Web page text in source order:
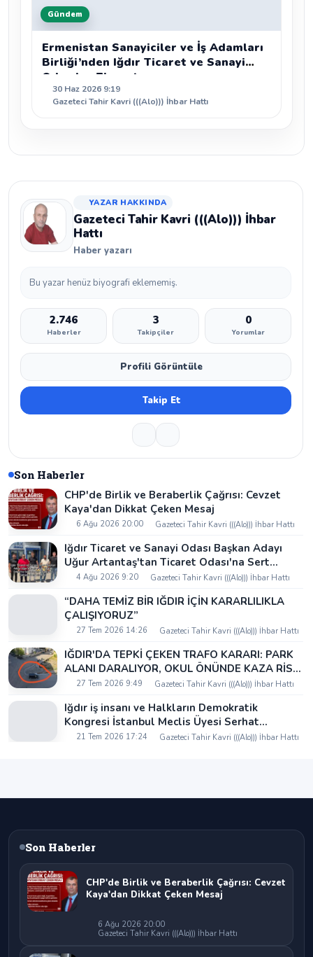
Gündem
Ermenistan Sanayiciler ve İş Adamları
Birliği’nden Iğdır Ticaret ve Sanayi
Odası’na Ziyaret
30 Haz 2026 9:19
Gazeteci Tahir Kavri (((Alo))) İhbar Hattı
YAZAR HAKKINDA
Gazeteci Tahir Kavri (((Alo))) İhbar
Hattı
Haber yazarı
Bu yazar henüz biyografi eklememiş.
2.746
Haberler
3
Takipçiler
0
Yorumlar
Profili Görüntüle
Takip Et
Son Haberler
CHP'de Birlik ve Beraberlik Çağrısı: Cevzet
Kaya'dan Dikkat Çeken Mesaj
6 Ağu 2026 20:00 Gazeteci Tahir Kavri (((Alo))) İhbar Hattı
Iğdır Ticaret ve Sanayi Odası Başkan Adayı
Uğur Artantaş'tan Ticaret Odası'na Sert
Eleştiri: "Nakliyeci Sahipsiz Bırakılamaz"
4 Ağu 2026 9:20 Gazeteci Tahir Kavri (((Alo))) İhbar Hattı
“DAHA TEMİZ BİR IĞDIR İÇİN KARARLILIKLA
ÇALIŞIYORUZ”
27 Tem 2026 14:26 Gazeteci Tahir Kavri (((Alo))) İhbar Hattı
IĞDIR'DA TEPKİ ÇEKEN TRAFO KARARI: PARK
ALANI DARALIYOR, OKUL ÖNÜNDE KAZA RİSKİ
İDDİASI VE IĞDIR VALİSİ NEREDE?
27 Tem 2026 9:49 Gazeteci Tahir Kavri (((Alo))) İhbar Hattı
Iğdır iş insanı ve Halkların Demokratik
Kongresi İstanbul Meclis Üyesi Serhat
Kaya’dan Iğdır Tanıtım Günleri’nde birlik ve
21 Tem 2026 17:24 Gazeteci Tahir Kavri (((Alo))) İhbar Hattı
Son Haberler
CHP'de Birlik ve Beraberlik Çağrısı: Cevzet
Kaya'dan Dikkat Çeken Mesaj
6 Ağu 2026 20:00
Gazeteci Tahir Kavri (((Alo))) İhbar Hattı